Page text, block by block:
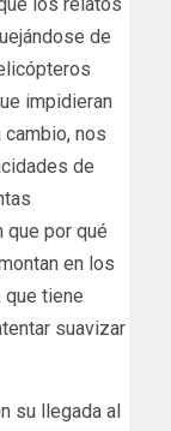
de
impidieran
nos
de
que por qué
en los
que tiene
suavizar
su llegada al